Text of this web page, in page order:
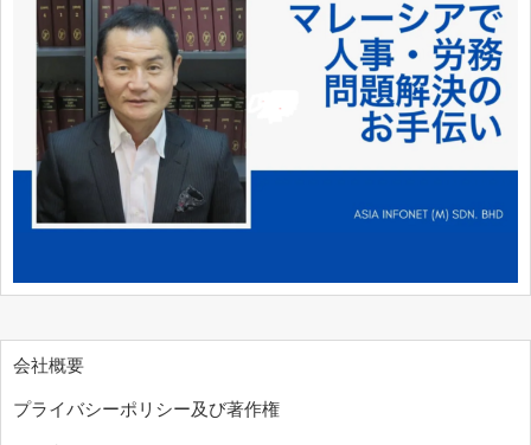
会社概要
プライバシーポリシー及び著作権